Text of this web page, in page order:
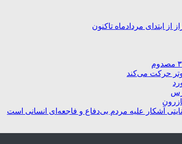
حرکت می‌کند
آشکار علیه مردم بی‌دفاع و فاجعه‌ای انسانی است